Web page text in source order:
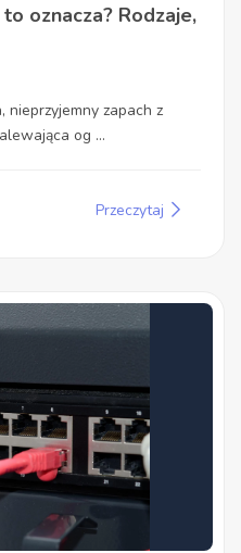
oznacza? Rodzaje,
nieprzyjemny zapach z
og ...
Przeczytaj